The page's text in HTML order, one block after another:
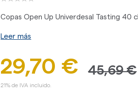
Copas Open Up Univerdesal Tasting 40 cl
Leer más
29,70 € 45,69 €
21% de IVA incluido.